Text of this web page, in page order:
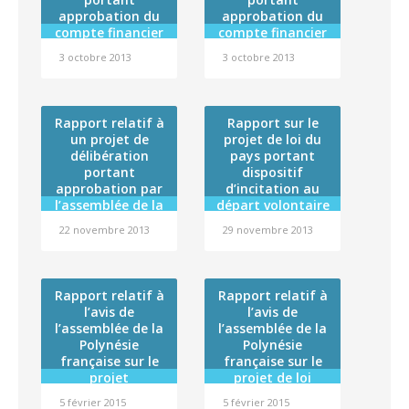
de sécurité du
médicament et
des produits de
santé
sanguine (budget
annexe), du
Service d’aide
médicale urgente
de Nivee (budget
annexe), de l’Hôtel
des familles
(budget annexe),
de l’Ecole de
sages-femmes
(budget annexe)
Département de
et affectation des
résultats de
chacun de ces
budgets
approbation du
compte financier
du Conservatoire
française et
affectation de son
résultat
3 octobre 2013
approbation du
compte financier
formation
l’exercice 2012 et
affectation de son
résultat
3 octobre 2013
Rapport relatif à
un projet de
délibération
portant
approbation par
l’assemblée de la
française de la
française relative
au Régiment du
service militaire
adapté en
Polynésie
française
22 novembre 2013
Rapport sur le
projet de loi du
pays portant
dispositif
d’incitation au
départ volontaire
fonctionnaires
Polynésie
française
29 novembre 2013
Rapport relatif à
l’avis de
l’assemblée de la
Polynésie
française sur le
projet
5 février 2015
Rapport relatif à
l’avis de
l’assemblée de la
Polynésie
française sur le
projet de loi
5 février 2015